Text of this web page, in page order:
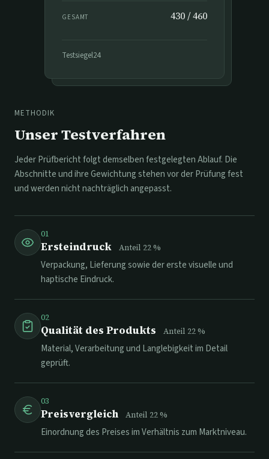
GESAMT 430/460
Testsiegel24
METHODIK
Unser Testverfahren
Jeder Prüfbericht folgt demselben festgelegten Ablauf. Die
Abschnitte und ihre Gewichtung stehen vor der Prüfung fest
und werden nicht nachträglich angepasst.
01
Ersteindruck Anteil 22%
Verpackung, Lieferung sowie der erste visuelle und
haptische Eindruck.
02
Qualität des Produkts Anteil 22%
Material, Verarbeitung und Langlebigkeit im Detail
geprüft.
03
Preisvergleich Anteil 22%
Einordnung des Preises im Verhältnis zum Marktniveau.